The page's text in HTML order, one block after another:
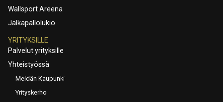
Wallsport Areena
Jalkapallolukio
YRITYKSILLE
Palvelut yrityksille
Yhteistyössä
Meidän Kaupunki
Yrityskerho